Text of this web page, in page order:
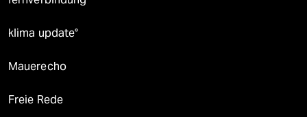
klima update°
Mauerecho
Freie Rede